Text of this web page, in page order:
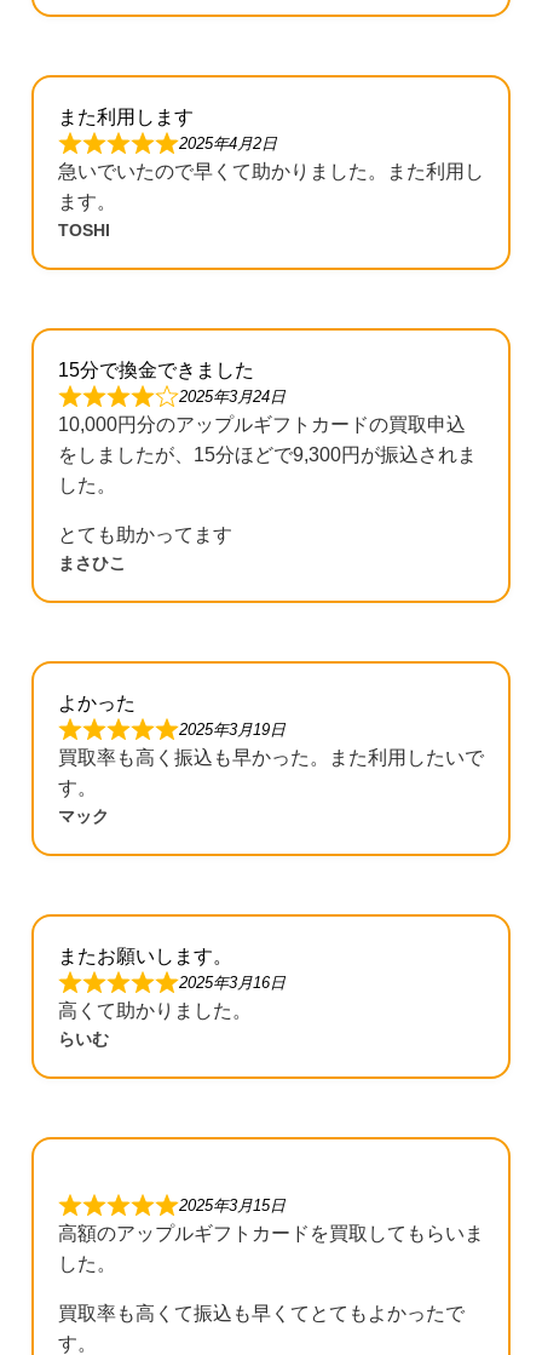
また利用します
2025年4月2日
急いでいたので早くて助かりました。また利用し
ます。
TOSHI
15分で換金できました
2025年3月24日
10,000円分のアップルギフトカードの買取申込
をしましたが、15分ほどで9,300円が振込されま
した。
とても助かってます
まさひこ
よかった
2025年3月19日
買取率も高く振込も早かった。また利用したいで
す。
マック
またお願いします。
2025年3月16日
高くて助かりました。
らいむ
2025年3月15日
高額のアップルギフトカードを買取してもらいま
した。
買取率も高くて振込も早くてとてもよかったで
す。